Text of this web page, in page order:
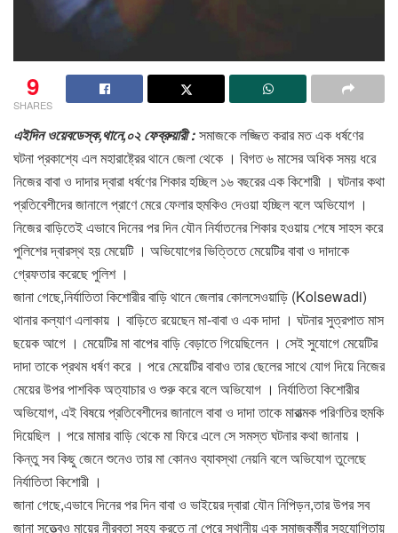
9
SHARES
এইদিন ওয়েবডেস্ক,থানে,০২ ফেব্রুয়ারী :সমাজকে লজ্জিত করার মত এক ধর্ষণের
ঘটনা প্রকাশ্যে এল মহারাষ্ট্রের থানে জেলা থেকে । বিগত ৬ মাসের অধিক সময় ধরে
নিজের বাবা ও দাদার দ্বারা ধর্ষণের শিকার হচ্ছিল ১৬ বছরের এক কিশোরী । ঘটনার কথা
প্রতিবেশীদের জানালে প্রাণে মেরে ফেলার হুমকিও দেওয়া হচ্ছিল বলে অভিযোগ ।
নিজের বাড়িতেই এভাবে দিনের পর দিন যৌন নির্যাতনের শিকার হওয়ায় শেষে সাহস করে
পুলিশের দ্বারস্থ হয় মেয়েটি । অভিযোগের ভিত্তিতে মেয়েটির বাবা ও দাদাকে
গ্রেফতার করেছে পুলিশ ।
জানা গেছে,নির্যাতিতা কিশোরীর বাড়ি থানে জেলার কোলসেওয়াড়ি (Kolsewadi)
থানার কল্যাণ এলাকায় । বাড়িতে রয়েছেন মা-বাবা ও এক দাদা । ঘটনার সুত্রপাত মাস
ছয়েক আগে । মেয়েটির মা বাপের বাড়ি বেড়াতে গিয়েছিলেন । সেই সুযোগে মেয়েটির
দাদা তাকে প্রথম ধর্ষণ করে । পরে মেয়েটির বাবাও তার ছেলের সাথে যোগ দিয়ে নিজের
মেয়ের উপর পাশবিক অত্যাচার ও শুরু করে বলে অভিযোগ । নির্যাতিতা কিশোরীর
অভিযোগ, এই বিষয়ে প্রতিবেশীদের জানালে বাবা ও দাদা তাকে মারাত্মক পরিণতির হুমকি
দিয়েছিল । পরে মামার বাড়ি থেকে মা ফিরে এলে সে সমস্ত ঘটনার কথা জানায় ।
কিন্তু সব কিছু জেনে শুনেও তার মা কোনও ব্যাবস্থা নেয়নি বলে অভিযোগ তুলেছে
নির্যাতিতা কিশোরী ।
জানা গেছে,এভাবে দিনের পর দিন বাবা ও ভাইয়ের দ্বারা যৌন নিপিড়ন,তার উপর সব
জানা সত্ত্বেও মায়ের নীরবতা সহ্য করতে না পেরে স্থানীয় এক সমাজকর্মীর সহযোগিতায়